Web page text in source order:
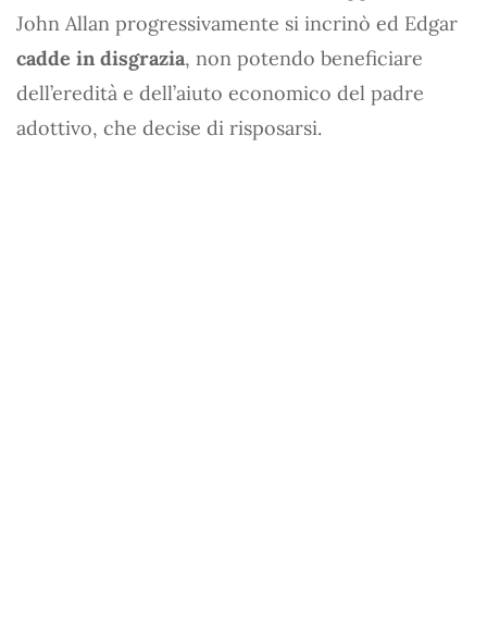
John Allan progressivamente si incrinò ed Edgar
cadde in disgrazia, non potendo beneficiare
dell’eredità e dell’aiuto economico del padre
adottivo, che decise di risposarsi.